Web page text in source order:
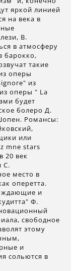
яркой линией
на века в
В.
в атмосферу
барокко,
такие
оперы
из
оперы " La
будет
болеро Д.
Романсы:
или
mne stars
20 век
С.
место в
оперетта.
и
Ф.
свободное
этому
и
сольются в